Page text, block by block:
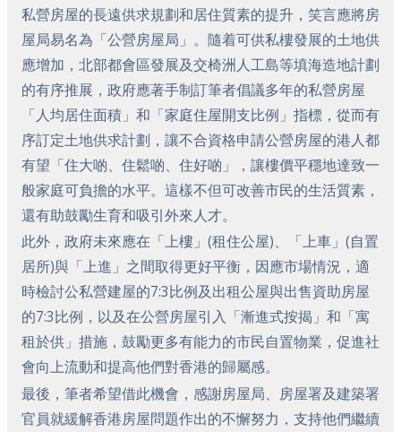
私營房屋的長遠供求規劃和居住質素的提升，笑言應將房
屋局易名為「公營房屋局」。隨着可供私樓發展的土地供
應增加，北部都會區發展及交椅洲人工島等填海造地計劃
的有序推展，政府應著手制訂筆者倡議多年的私營房屋
「人均居住面積」和「家庭住屋開支比例」指標，從而有
序訂定土地供求計劃，讓不合資格申請公營房屋的港人都
有望「住大啲、住鬆啲、住好啲」，讓樓價平穩地達致一
般家庭可負擔的水平。這樣不但可改善市民的生活質素，
還有助鼓勵生育和吸引外來人才。
此外，政府未來應在「上樓」(租住公屋)、「上車」(自置
居所)與「上進」之間取得更好平衡，因應市場情況，適
時檢討公私營建屋的7:3比例及出租公屋與出售資助房屋
的7:3比例，以及在公營房屋引入「漸進式按揭」和「寓
租於供」措施，鼓勵更多有能力的市民自置物業，促進社
會向上流動和提高他們對香港的歸屬感。
最後，筆者希望借此機會，感謝房屋局、房屋署及建築署
官員就緩解香港房屋問題作出的不懈努力，支持他們繼續